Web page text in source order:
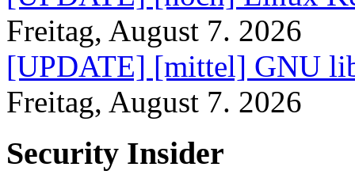
Freitag, August 7. 2026
[UPDATE] [mittel] GNU
Freitag, August 7. 2026
Security Insider